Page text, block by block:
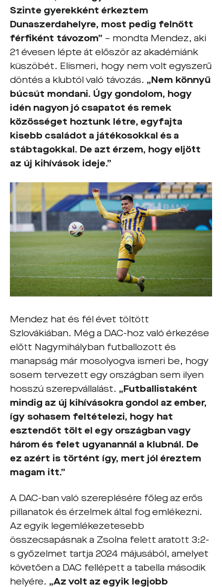
Szinte gyerekként érkeztem
Dunaszerdahelyre, most pedig felnőtt
férfiként távozom” – mondta Mendez, aki
21 évesen lépte át először az akadémiánk
küszöbét. Elismeri, hogy nem volt egyszerű
döntés a klubtól való távozás. „Nem könnyű
búcsút mondani. Úgy gondolom, hogy
idén nagyon jó csapatot és remek
közösséget hoztunk létre, egyfajta
kisebb családot a játékosokkal és a
stábtagokkal. De azt érzem, hogy eljött
az új kihívások ideje.”
Mendez hat és fél évet töltött
Szlovákiában. Még a DAC-hoz való érkezése
előtt Nagymihályban futballozott és
manapság már mosolyogva ismeri be, hogy
sosem tervezett egy országban sem ilyen
hosszú szerepvállalást. „Futballistaként
mindig az új kihívásokra gondol az ember,
így sohasem feltételezi, hogy hat
esztendőt tölt el egy országban vagy
három és felet ugyanannál a klubnál. De
ez azért is történt így, mert jól éreztem
magam itt.”
A DAC-ban való szereplésére főleg az erős
pillanatok és érzelmek által fog emlékezni.
Az egyik legemlékezetesebb
összecsapásnak a Zsolna felett aratott 3:2-
s győzelmet tartja 2024 májusából, amelyet
követően a DAC fellépett a tabella második
helyére. „Az volt az egyik legjobb